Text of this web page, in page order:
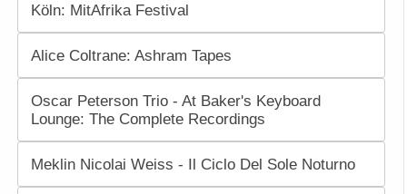
Köln: MitAfrika Festival
Alice Coltrane: Ashram Tapes
Oscar Peterson Trio - At Baker's Keyboard
Lounge: The Complete Recordings
Meklin Nicolai Weiss - Il Ciclo Del Sole Noturno